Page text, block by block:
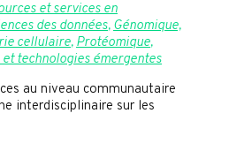
et services en
des données,Génomique,
cellulaire,Protéomique,
technologies émergentes
au niveau communautaire
interdisciplinaire sur les